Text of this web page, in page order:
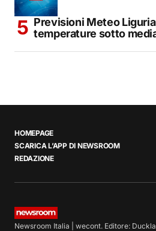
Previsioni Meteo
temperature sotto
HOMEPAGE
SCARICA L’APP DI NEWSROOM
REDAZIONE
Newsroom Italia | wecont. Editore: